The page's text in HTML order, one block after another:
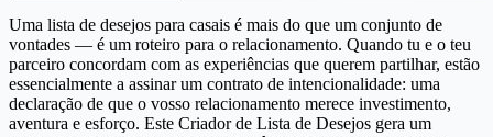
Uma lista de desejos para casais é mais do que um conjunto de
vontades — é um roteiro para o relacionamento. Quando tu e o teu
parceiro concordam com as experiências que querem partilhar, estão
essencialmente a assinar um contrato de intencionalidade: uma
declaração de que o vosso relacionamento merece investimento,
aventura e esforço. Este Criador de Lista de Desejos gera um